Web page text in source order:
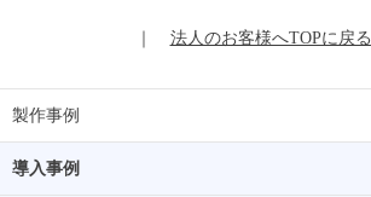
法人のお客様へTOPに戻る
製作事例
導入事例